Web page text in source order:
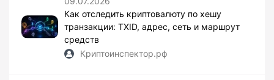
Как отследить криптовалюту по хешу
транзакции: TXID, адрес, сеть и маршрут
средств
Криптоинспектор.рф